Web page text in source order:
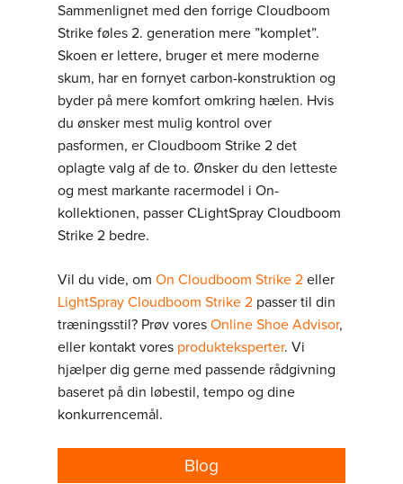
Sammenlignet med den forrige Cloudboom
Strike føles 2. generation mere ”komplet”.
Skoen er lettere, bruger et mere moderne
skum, har en fornyet carbon-konstruktion og
byder på mere komfort omkring hælen. Hvis
du ønsker mest mulig kontrol over
pasformen, er Cloudboom Strike 2 det
oplagte valg af de to. Ønsker du den letteste
og mest markante racermodel i On-
kollektionen, passer CLightSpray Cloudboom
Strike 2 bedre.
Vil du vide, omOn Cloudboom Strike 2 eller
LightSpray Cloudboom Strike 2 passer til din
træningsstil? Prøv voresOnline Shoe Advisor,
eller kontakt vores produkteksperter. Vi
hjælper dig gerne med passende rådgivning
baseret på din løbestil, tempo og dine
konkurrencemål.
Blog